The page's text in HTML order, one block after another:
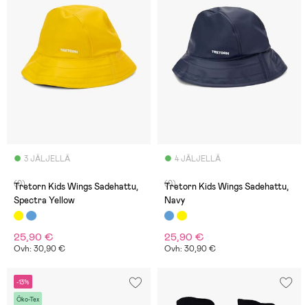
3 JÄLJELLÄ
(0)
Tretorn Kids Wings Sadehattu,
Spectra Yellow
25,90 €
Ovh: 30,90 €
4 JÄLJELLÄ
(0)
Tretorn Kids Wings Sadehattu,
Navy
25,90 €
Ovh: 30,90 €
-13%
Öko-Tex